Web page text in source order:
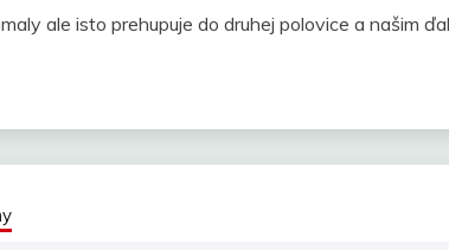
ale isto prehupuje do druhej polovice a našim